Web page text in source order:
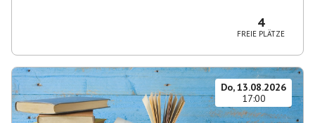
4
FREIE PLÄTZE
Do, 13.08.2026
17:00